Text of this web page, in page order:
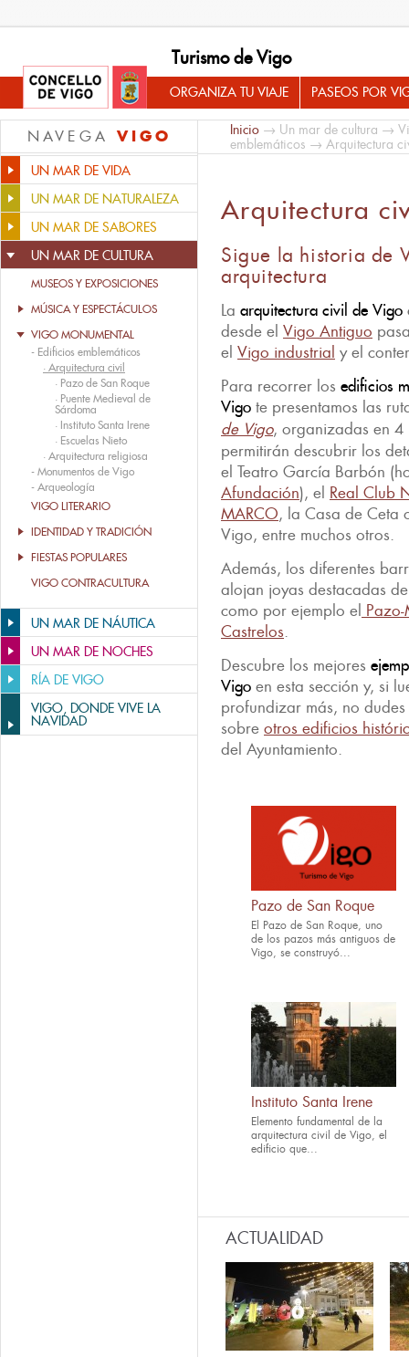
Turismo de Vigo
ORGANIZA TU VIAJE PASEOS POR
NAVEGA VIGO
UN MAR DE VIDA
UN MAR DE NATURALEZA
UN MAR DE SABORES
UN MAR DE CULTURA
MUSEOS Y EXPOSICIONES
MÚSICA Y ESPECTÁCULOS
VIGO MONUMENTAL
- Edificios emblemáticos
· Arquitectura civil
· Pazo de San Roque
· Puente Medieval de
Sárdoma
· Instituto Santa Irene
· Escuelas Nieto
· Arquitectura religiosa
- Monumentos de Vigo
- Arqueología
VIGO LITERARIO
IDENTIDAD Y TRADICIÓN
FIESTAS POPULARES
VIGO CONTRACULTURA
UN MAR DE NÁUTICA
UN MAR DE NOCHES
RÍA DE VIGO
VIGO, DONDE VIVE LA
NAVIDAD
Inicio → Un mar de cultura →
emblemáticos → Arquitectura
Arquitectura
Sigue la historia de
arquitectura
La arquitectura civil de Vigo
desde el Vigo Antiguo
el Vigo industrial y el
Para recorrer los edificios
Vigo te presentamos las
de Vigo, organizadas en 4
permitirán descubrir los
el Teatro García Barbón
Afundación), el Real Club
MARCO, la Casa de Ceta
Vigo, entre muchos otros.
Además, los diferentes
alojan joyas destacadas
como por ejemplo el
Castrelos.
Descubre los mejores
Vigo en esta sección y, si
profundizar más, no
sobre otros edificios
del Ayuntamiento.
Pazo de San Roque
El Pazo de San Roque, uno
de los pazos más antiguos de
Vigo, se construyó...
Instituto Santa Irene
Elemento fundamental de la
arquitectura civil de Vigo, el
edificio que...
ACTUALIDAD